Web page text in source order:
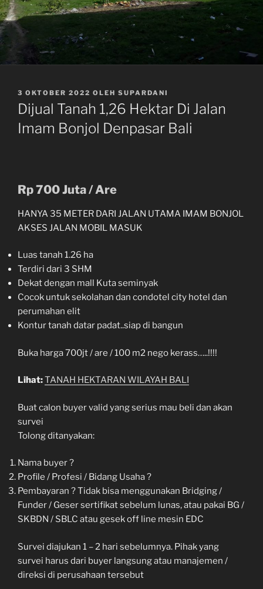
DIPOSKAN
PADA
3 OKTOBER 2022 OLEH SUPARDANI
Dijual Tanah 1,26 Hektar Di Jalan
Imam Bonjol Denpasar Bali
Rp 700 Juta / Are
HANYA 35 METER DARI JALAN UTAMA IMAM BONJOL
AKSES JALAN MOBIL MASUK
Luas tanah 1.26 ha
Terdiri dari 3 SHM
Dekat dengan mall Kuta seminyak
Cocok untuk sekolahan dan condotel city hotel dan
perumahan elit
Kontur tanah datar padat..siap di bangun
Buka harga 700jt / are / 100 m2 nego kerass…..!!!!
Lihat:TANAH HEKTARAN WILAYAH BALI
Buat calon buyer valid yang serius mau beli dan akan
survei
Tolong ditanyakan:
Nama buyer ?
Profile / Profesi / Bidang Usaha ?
Pembayaran ? Tidak bisa menggunakan Bridging /
Funder / Geser sertifikat sebelum lunas, atau pakai BG /
SKBDN / SBLC atau gesek off line mesin EDC
Survei diajukan 1 – 2 hari sebelumnya. Pihak yang
survei harus dari buyer langsung atau manajemen /
direksi di perusahaan tersebut